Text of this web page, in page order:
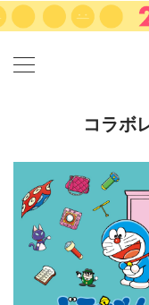
カテゴリーから探
カテゴリ
サイズ
コラボ